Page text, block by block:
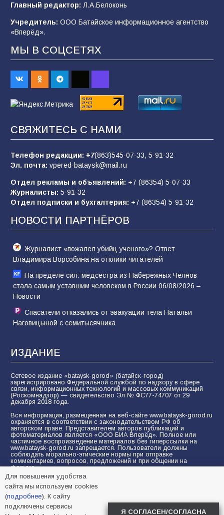
Батайчане привезли 20 наград с областных
соревнований
93 06.08.2026
пропагандистский вброс
«Слухами Москву не возьмёшь»: почему
заявления Киева о мобилизации — это
отчаяние, а не разведка
81 02.08.2026
Главный редактор: Л.А.Белоконь
Учредитель: ООО Батайское информационное агентство
«Вперёд».
МЫ В СОЦСЕТЯХ
СВЯЖИТЕСЬ С НАМИ
Телефон редакции: +7(863)545-07-33, 5-91-32
Эл. почта: vpered-bataysk@mail.ru
Отдел рекламы и объявлений: +7 (86354) 5-07-33
Журналисты: 5-91-32
Отдел подписки и бухгалтерия: +7 (86354) 5-91-32
НОВОСТИ ПАРТНЁРОВ
Журналист «пожалел убийц ученого»? Ответ
Владимира Ворсобина на отклики читателей
На пределе сил: медсестра из Набережных Челнов
стала самым уставшим человеком в России 06/08/2026 –
Новости
Спасатели отказались от эвакуации тела Натальи
Наговицыной с семитысячника
ИЗДАНИЕ
Сетевое издание «bataysk-gorod» (батайск-город)
зарегистрировано Федеральной службой по надзору в сфере
связи, информационных технологий и массовых коммуникаций
(Роскомнадзор) — свидетельство Эл № ФС77-74707 от 29
декабря 2018 года.
Вся информация, размещенная на веб-сайте www.bataysk-gorod.ru
охраняется в соответствии с законодательством РФ об
авторском праве. Представителем авторов публикаций и
фотоматериалов является «ООО БИА Вперёд». Полное или
частичное воспроизведение материалов без гиперссылки на
www.bataysk-gorod.ru запрещается. Пользователи должны
соблюдать морально-этические нормы при отправке
комментариев, вопросов, предложений и при общении на
форуме.
Политика конфиденциальности и защиты информации
Согласие на обработку персональных данных с помощью
сервисов Yandex.Metrika, LiveInternet, top.mail.ru
Для повышения удобства
сайта мы используем cookies
(подробнее). К сайту
подключены сервисы
Я СОГЛАСЕН/СОГЛАСНА